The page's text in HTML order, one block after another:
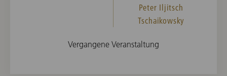
Peter Iljitsch
Tschaikowsky
Vergangene Veranstaltung